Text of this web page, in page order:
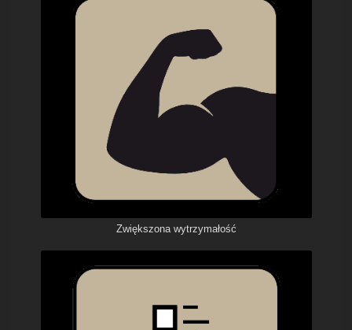
Zwiększona wytrzymałość